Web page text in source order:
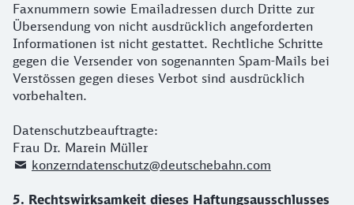
Faxnummern sowie Emailadressen durch Dritte zur
Übersendung von nicht ausdrücklich angeforderten
Informationen ist nicht gestattet. Rechtliche Schritte
gegen die Versender von sogenannten Spam-Mails bei
Verstössen gegen dieses Verbot sind ausdrücklich
vorbehalten.
Datenschutzbeauftragte:
Frau Dr. Marein Müller
konzerndatenschutz@deutschebahn.com
5. Rechtswirksamkeit dieses Haftungsausschlusses